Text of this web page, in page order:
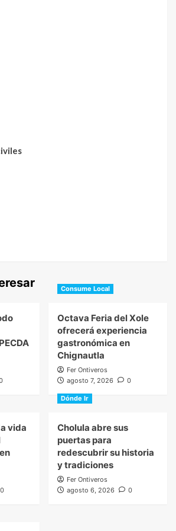
Consume Local
Octava Feria del Xole
ofrecerá experiencia
gastronómica en
Chignautla
Fer Ontiveros
agosto 7, 2026
0
vida
0
Dónde Ir
Cholula abre sus
puertas para
redescubrir su historia
y tradiciones
Fer Ontiveros
agosto 6, 2026
0